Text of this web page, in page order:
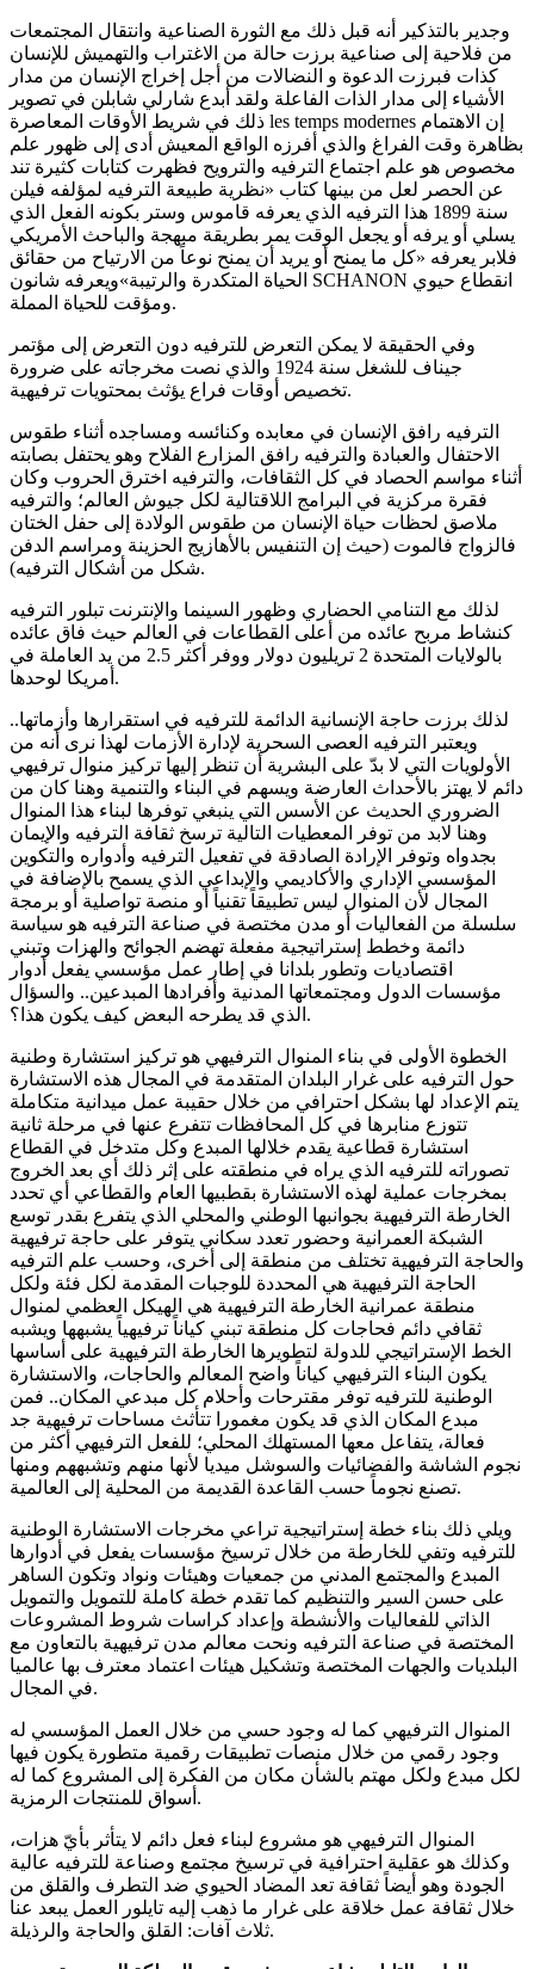
وجدير بالتذكير أنه قبل ذلك مع الثورة الصناعية وانتقال المجتمعات
من فلاحية إلى صناعية برزت حالة من الاغتراب والتهميش للإنسان
كذات فبرزت الدعوة و النضالات من أجل إخراج الإنسان من مدار
الأشياء إلى مدار الذات الفاعلة ولقد أبدع شارلي شابلن في تصوير
ذلك في شريط الأوقات المعاصرة les temps modernes إن الاهتمام
بظاهرة وقت الفراغ والذي أفرزه الواقع المعيش أدى إلى ظهور علم
مخصوص هو علم اجتماع الترفيه والترويح فظهرت كتابات كثيرة تند
عن الحصر لعل من بينها كتاب «نظرية طبيعة الترفيه لمؤلفه فيلن
سنة 1899 هذا الترفيه الذي يعرفه قاموس وستر بكونه الفعل الذي
يسلي أو يرفه أو يجعل الوقت يمر بطريقة مبهجة والباحث الأمريكي
فلابر يعرفه «كل ما يمنح أو يريد أن يمنح نوعاً من الارتياح من حقائق
الحياة المتكدرة والرتيبة»ويعرفه شانون SCHANON انقطاع حيوي
ومؤقت للحياة المملة.
وفي الحقيقة لا يمكن التعرض للترفيه دون التعرض إلى مؤتمر
جيناف للشغل سنة 1924 والذي نصت مخرجاته على ضرورة
تخصيص أوقات فراع يؤثث بمحتويات ترفيهية.
الترفيه رافق الإنسان في معابده وكنائسه ومساجده أثناء طقوس
الاحتفال والعبادة والترفيه رافق المزارع الفلاح وهو يحتفل بصابته
أثناء مواسم الحصاد في كل الثقافات، والترفيه اخترق الحروب وكان
فقرة مركزية في البرامج اللاقتالية لكل جيوش العالم؛ والترفيه
ملاصق لحظات حياة الإنسان من طقوس الولادة إلى حفل الختان
فالزواج فالموت (حيث إن التنفيس بالأهازيج الحزينة ومراسم الدفن
شكل من أشكال الترفيه).
لذلك مع التنامي الحضاري وظهور السينما والإنترنت تبلور الترفيه
كنشاط مربح عائده من أعلى القطاعات في العالم حيث فاق عائده
بالولايات المتحدة 2 تريليون دولار ووفر أكثر 2.5 من يد العاملة في
أمريكا لوحدها.
لذلك برزت حاجة الإنسانية الدائمة للترفيه في استقرارها وأزماتها..
ويعتبر الترفيه العصى السحرية لإدارة الأزمات لهذا نرى أنه من
الأولويات التي لا بدّ على البشرية أن تنظر إليها تركيز منوال ترفيهي
دائم لا يهتز بالأحداث العارضة ويسهم في البناء والتنمية وهنا كان من
الضروري الحديث عن الأسس التي ينبغي توفرها لبناء هذا المنوال
وهنا لابد من توفر المعطيات التالية ترسخ ثقافة الترفيه والإيمان
بجدواه وتوفر الإرادة الصادقة في تفعيل الترفيه وأدواره والتكوين
المؤسسي الإداري والأكاديمي والإبداعي الذي يسمح بالإضافة في
المجال لأن المنوال ليس تطبيقاً تقنياً أو منصة تواصلية أو برمجة
سلسلة من الفعاليات أو مدن مختصة في صناعة الترفيه هو سياسة
دائمة وخطط إستراتيجية مفعلة تهضم الجوائح والهزات وتبني
اقتصاديات وتطور بلدانا في إطار عمل مؤسسي يفعل أدوار
مؤسسات الدول ومجتمعاتها المدنية وأفرادها المبدعين.. والسؤال
الذي قد يطرحه البعض كيف يكون هذا؟.
الخطوة الأولى في بناء المنوال الترفيهي هو تركيز استشارة وطنية
حول الترفيه على غرار البلدان المتقدمة في المجال هذه الاستشارة
يتم الإعداد لها بشكل احترافي من خلال حقيبة عمل ميدانية متكاملة
تتوزع منابرها في كل المحافظات تتفرع عنها في مرحلة ثانية
استشارة قطاعية يقدم خلالها المبدع وكل متدخل في القطاع
تصوراته للترفيه الذي يراه في منطقته على إثر ذلك أي بعد الخروج
بمخرجات عملية لهذه الاستشارة بقطبيها العام والقطاعي أي تحدد
الخارطة الترفيهية بجوانبها الوطني والمحلي الذي يتفرع بقدر توسع
الشبكة العمرانية وحضور تعدد سكاني يتوفر على حاجة ترفيهية
والحاجة الترفيهية تختلف من منطقة إلى أخرى، وحسب علم الترفيه
الحاجة الترفيهية هي المحددة للوجبات المقدمة لكل فئة ولكل
منطقة عمرانية الخارطة الترفيهية هي الهيكل العظمي لمنوال
ثقافي دائم فحاجات كل منطقة تبني كياناً ترفيهياً يشبهها ويشبه
الخط الإستراتيجي للدولة لتطويرها الخارطة الترفيهية على أساسها
يكون البناء الترفيهي كياناً واضح المعالم والحاجات، والاستشارة
الوطنية للترفيه توفر مقترحات وأحلام كل مبدعي المكان.. فمن
مبدع المكان الذي قد يكون مغمورا تتأثث مساحات ترفيهية جد
فعالة، يتفاعل معها المستهلك المحلي؛ للفعل الترفيهي أكثر من
نجوم الشاشة والفضائيات والسوشل ميديا لأنها منهم وتشبههم ومنها
تصنع نجوماً حسب القاعدة القديمة من المحلية إلى العالمية.
ويلي ذلك بناء خطة إستراتيجية تراعي مخرجات الاستشارة الوطنية
للترفيه وتفي للخارطة من خلال ترسيخ مؤسسات يفعل في أدوارها
المبدع والمجتمع المدني من جمعيات وهيئات ونواد وتكون الساهر
على حسن السير والتنظيم كما تقدم خطة كاملة للتمويل والتمويل
الذاتي للفعاليات والأنشطة وإعداد كراسات شروط المشروعات
المختصة في صناعة الترفيه ونحت معالم مدن ترفيهية بالتعاون مع
البلديات والجهات المختصة وتشكيل هيئات اعتماد معترف بها عالميا
في المجال.
المنوال الترفيهي كما له وجود حسي من خلال العمل المؤسسي له
وجود رقمي من خلال منصات تطبيقات رقمية متطورة يكون فيها
لكل مبدع ولكل مهتم بالشأن مكان من الفكرة إلى المشروع كما له
أسواق للمنتجات الرمزية.
المنوال الترفيهي هو مشروع لبناء فعل دائم لا يتأثر بأيّ هزات،
وكذلك هو عقلية احترافية في ترسيخ مجتمع وصناعة للترفيه عالية
الجودة وهو أيضاً ثقافة تعد المضاد الحيوي ضد التطرف والقلق من
خلال ثقافة عمل خلاقة على غرار ما ذهب إليه تايلور العمل يبعد عنا
ثلاث آفات: القلق والحاجة والرذيلة.